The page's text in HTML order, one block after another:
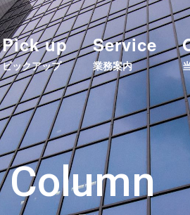
Pick up
ピックアップ
Service
業務案内
Column